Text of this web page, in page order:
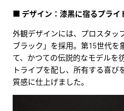
■ デザイン：漆黒に宿るプライ
外観デザインには、プロスタッ
ブラック」を採用。第15世代を
て、かつての伝説的なモデルを
トライプを配し、所有する喜び
質感に仕上げました。